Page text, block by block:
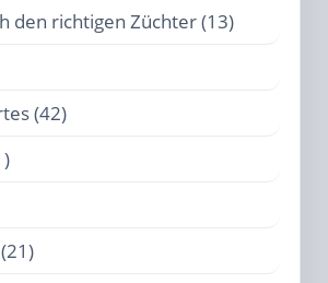
den richtigen Züchter (13)
(42)